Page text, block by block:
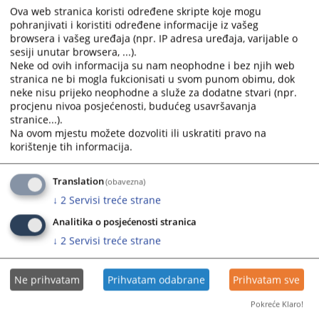
23854PREGLEDA
Ova web stranica koristi određene skripte koje mogu
pohranjivati i koristiti određene informacije iz vašeg
browsera i vašeg uređaja (npr. IP adresa uređaja, varijable o
sesiji unutar browsera, ...).
Neke od ovih informacija su nam neophodne i bez njih web
stranica ne bi mogla fukcionisati u svom punom obimu, dok
neke nisu prijeko neophodne a služe za dodatne stvari (npr.
procjenu nivoa posjećenosti, budućeg usavršavanja
stranice...).
Na ovom mjestu možete dozvoliti ili uskratiti pravo na
korištenje tih informacija.
Translation(obavezna)
↓ 2 Servisi treće strane
Analitika o posjećenosti stranica
↓ 2 Servisi treće strane
Ne prihvatam Prihvatam odabrane Prihvatam sve
Pokreće Klaro!